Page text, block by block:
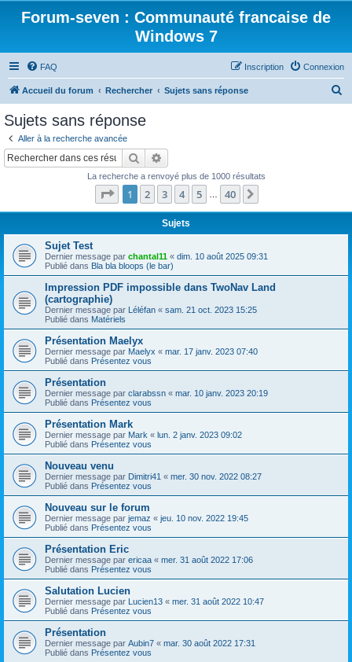
Forum-seven : Communauté francaise de
Windows 7
FAQ Connexion
Inscription
Accueil du forum Rechercher Sujets sans réponse
Sujets sans réponse
Aller à la recherche avancée
Rechercher
La recherche a renvoyé plus de 1000 résultats
Page 1sur40
1 2 3 4 5 40
Sujets
Sujet Test
Dernier message par chantal11 « dim. 10 août 2025 09:31
Publié dans Bla bla bloops (le bar)
Impression PDF impossible dans TwoNav Land
(cartographie)
Dernier message par Léléfan « sam. 21 oct. 2023 15:25
Publié dans Matériels
Présentation Maelyx
Dernier message par Maelyx « mar. 17 janv. 2023 07:40
Publié dans Présentez vous
Présentation
Dernier message par clarabssn « mar. 10 janv. 2023 20:19
Publié dans Présentez vous
Présentation Mark
Dernier message par Mark « lun. 2 janv. 2023 09:02
Publié dans Présentez vous
Nouveau venu
Dernier message par Dimitri41 « mer. 30 nov. 2022 08:27
Publié dans Présentez vous
Nouveau sur le forum
Dernier message par jemaz « jeu. 10 nov. 2022 19:45
Publié dans Présentez vous
Présentation Eric
Dernier message par ericaa « mer. 31 août 2022 17:06
Publié dans Présentez vous
Salutation Lucien
Dernier message par Lucien13 « mer. 31 août 2022 10:47
Publié dans Présentez vous
Présentation
Dernier message par Aubin7 « mar. 30 août 2022 17:31
Publié dans Présentez vous